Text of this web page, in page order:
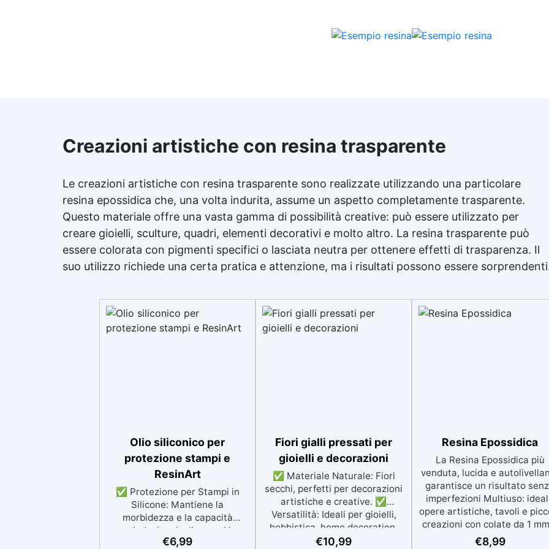
Creazioni artistiche con resina trasparente
Le creazioni artistiche con resina trasparente sono realizzate utilizzando una particolare
resina epossidica che, una volta indurita, assume un aspetto completamente trasparente.
Questo materiale offre una vasta gamma di possibilità creative: può essere utilizzato per
creare gioielli, sculture, quadri, elementi decorativi e molto altro. La resina trasparente può
essere colorata con pigmenti specifici o lasciata neutra per ottenere effetti di trasparenza. Il
suo utilizzo richiede una certa pratica e attenzione, ma i risultati possono essere
Olio siliconico per
protezione stampi e
ResinArt
✅ Protezione per Stampi in
Silicone: Mantiene la
morbidezza e la capacità
antiadesiva degli stampi in
silicone, prevenendo l'usura e
€6,99
Fiori gialli pressati per
gioielli e decorazioni
✅ Materiale Naturale: Fiori
secchi, perfetti per decorazioni
artistiche e creative. ✅
Versatilità: Ideali per gioielli,
hobbistica, home decoration,
belle arti e nail art. ✅ Varietà:
€10,99
Resina Epossidica
La Resina Epossidica più
venduta, lucida e
garantisce un risultato
imperfezioni Multiuso:
opere artistiche, tavoli e
creazioni con colate da 1
2 cm Resistente ai graffi e
€8,99